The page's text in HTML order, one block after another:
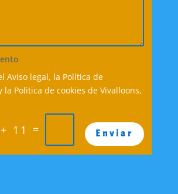
Aviso legal, la Política de
la Politica de cookies de Vivalloons,
11 = Enviar